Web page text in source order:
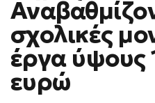
20
σχολικές
έργα ύψους
ευρώ